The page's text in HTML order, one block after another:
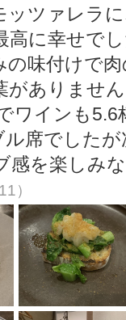
ッツァレラ
高に幸せで
の味付けで
がありませ
ワインも
席でした
感を楽しみ
）